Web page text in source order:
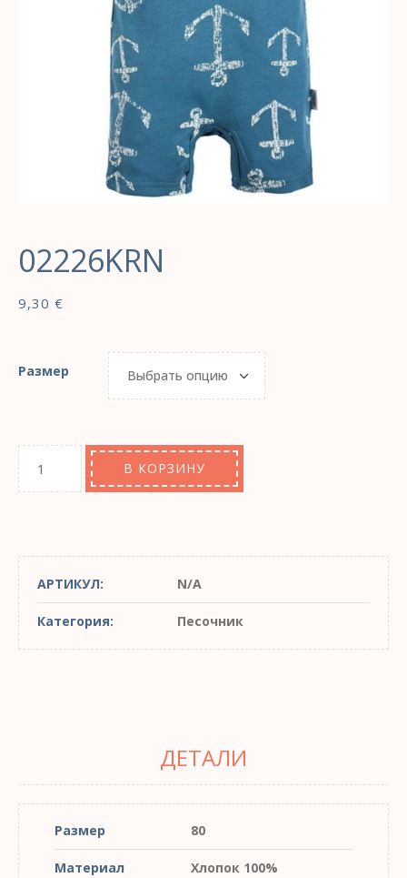
02226KRN
9,30 €
Размер
В КОРЗИНУ
АРТИКУЛ: N/A
Категория: Песочник
ДЕТАЛИ
Размер 80
Материал Хлопок 100%